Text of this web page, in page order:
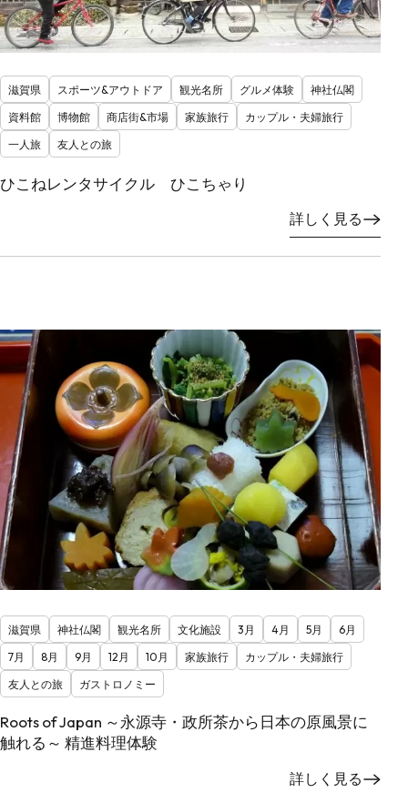
滋賀県 スポーツ&アウトドア 観光名所 グルメ体験
神社仏閣
資料館
博物館 商店街&市場 家族旅行
カップル・夫婦旅行
一人旅
友人との旅
ひこねレンタサイクル ひこちゃり
詳しく見る
滋賀県 神社仏閣 観光名所 文化施設 3月 4月 5月
6月
7月
8月 9月 12月 10月 家族旅行
カップル・夫婦旅行
友人との旅
ガストロノミー
Roots of Japan ～永源寺・政所茶から日本の原風景に
触れる～ 精進料理体験
詳しく見る